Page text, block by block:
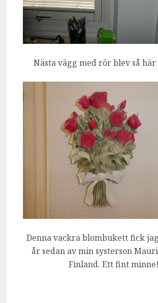
Nästa vägg med rör blev så
Denna vackra blombukett fick
år sedan av min systerson
Finland. Ett fint minne!